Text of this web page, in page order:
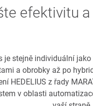
efektivitu
je stejně individuální
a obrobky až po
HEDELIUS z řady
v oblasti